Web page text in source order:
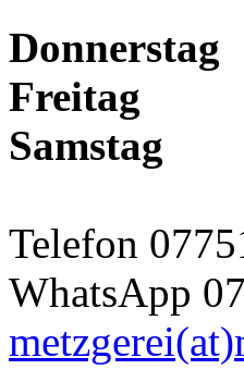
Freitag
Samstag
Telefon
WhatsApp